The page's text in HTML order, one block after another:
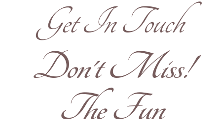
Get In Touch
!Don't Miss
The Fun